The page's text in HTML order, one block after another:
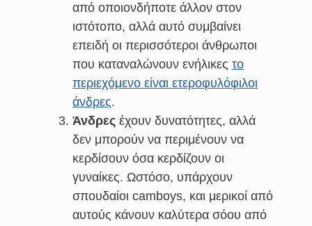
από οποιονδήποτε άλλον στον
ιστότοπο, αλλά αυτό συμβαίνει
επειδή οι περισσότεροι άνθρωποι
που καταναλώνουν ενήλικες το
περιεχόμενο είναι ετεροφυλόφιλοι
άνδρες.
Άνδρες έχουν δυνατότητες, αλλά
δεν μπορούν να περιμένουν να
κερδίσουν όσα κερδίζουν οι
γυναίκες. Ωστόσο, υπάρχουν
σπουδαίοι camboys, και μερικοί από
αυτούς κάνουν καλύτερα σόου από